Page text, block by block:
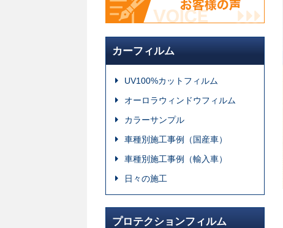
カーフィルム
UV100%カットフィルム
オーロラウィンドウフィルム
カラーサンプル
車種別施工事例（国産車）
車種別施工事例（輸入車）
日々の施工
プロテクションフィルム